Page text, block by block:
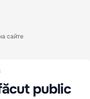
сайте
public